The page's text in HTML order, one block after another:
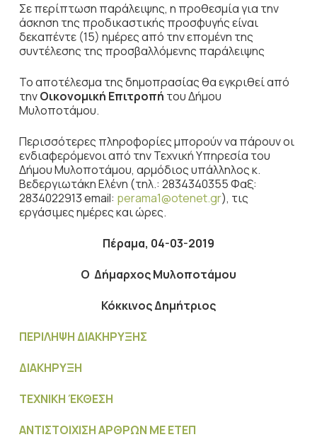
Σε περίπτωση παράλειψης, η προθεσμία για την
άσκηση της προδικαστικής προσφυγής είναι
δεκαπέντε (15) ημέρες από την επομένη της
συντέλεσης της προσβαλλόμενης παράλειψης
Το αποτέλεσμα της δημοπρασίας θα εγκριθεί από
τηνΟικονομική Επιτροπή του Δήμου
Μυλοποτάμου.
Περισσότερες πληροφορίες μπορούν να πάρουν οι
ενδιαφερόμενοι από την Τεχνική Υπηρεσία του
Δήμου Μυλοποτάμου, αρμόδιος υπάλληλος κ.
Βεδεργιωτάκη Ελένη (τηλ.: 2834340355 Φαξ:
2834022913 email: perama1@otenet.gr), τις
εργάσιμες ημέρες και ώρες.
Πέραμα, 04-03-2019
Ο Δήμαρχος Μυλοποτάμου
Κόκκινος Δημήτριος
ΠΕΡΙΛΗΨΗ ΔΙΑΚΗΡΥΞΗΣ
ΔΙΑΚΗΡΥΞΗ
ΤΕΧΝΙΚΗ ΈΚΘΕΣΗ
ΑΝΤΙΣΤΟΙΧΙΣΗ ΑΡΘΡΩΝ ΜΕ ΕΤΕΠ